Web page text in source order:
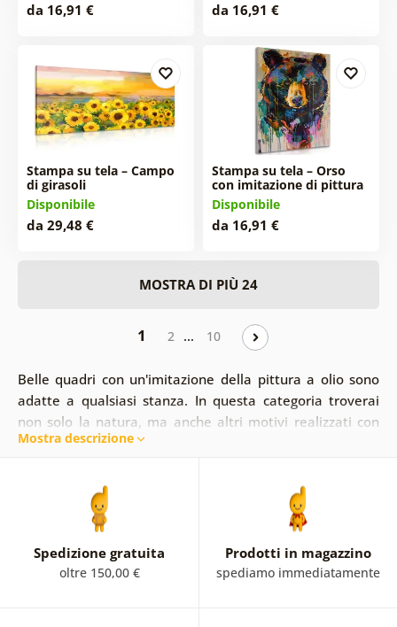
da 16,91 € da 16,91 €
Stampa su tela – Campo
di girasoli
Disponibile
da 29,48 €
Stampa su tela – Orso
con imitazione di pittura
Disponibile
da 16,91 €
MOSTRA DI PIÙ 24
1 2 … 10
Belle quadri con un'imitazione della pittura a olio sono
adatte a qualsiasi stanza. In questa categoria troverai
non solo la natura, ma anche altri motivi realizzati con
questa tecnica. Ad esempio, persone, fiori, città o dipinti
che imitano la pittura ad acquerello o disegni per te.
Pezzi unici animeranno e metteranno in risalto qualsiasi
interno. Siamo sicuri che piaceranno anche a te!
Mostra descrizione
Spedizione gratuita
oltre 150,00 €
Prodotti in magazzino
spediamo immediatamente